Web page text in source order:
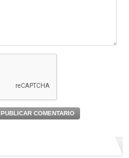
PUBLICAR COMENTARIO